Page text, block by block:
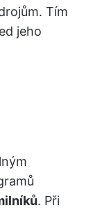
Tím
jeho
. Při